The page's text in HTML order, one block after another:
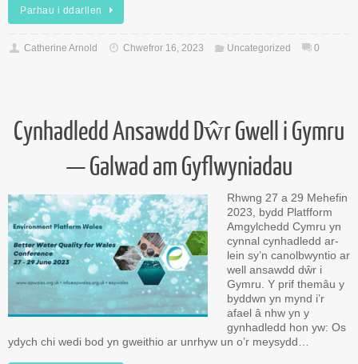
Parhau i ddarllen
Catherine Arnold Chwefror 16, 2023 Uncategorized 0
Cynhadledd Ansawdd Dŵr Gwell i Gymru
— Galwad am Gyflwyniadau
Rhwng 27 a 29 Mehefin
2023, bydd Platfform
Amgylchedd Cymru yn
cynnal cynhadledd ar-
lein sy’n canolbwyntio ar
well ansawdd dŵr i
Gymru. Y prif themâu y
byddwn yn mynd i’r
afael â nhw yn y
gynhadledd hon yw: Os
ydych chi wedi bod yn gweithio ar unrhyw un o’r meysydd…